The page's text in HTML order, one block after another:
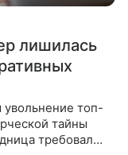
лишилась
увольнение топ-
тайны
требовала